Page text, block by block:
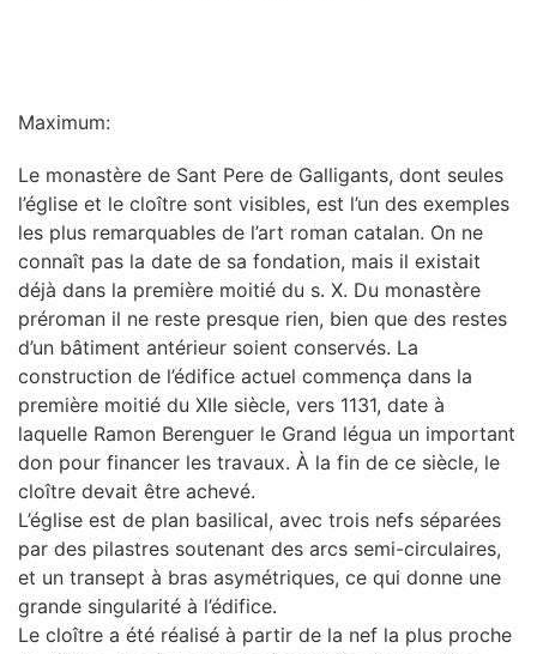
Maximum:
Le monastère de Sant Pere de Galligants, dont seules
l’église et le cloître sont visibles, est l’un des exemples
les plus remarquables de l’art roman catalan. On ne
connaît pas la date de sa fondation, mais il existait
déjà dans la première moitié du s. X. Du monastère
préroman il ne reste presque rien, bien que des restes
d’un bâtiment antérieur soient conservés. La
construction de l’édifice actuel commença dans la
première moitié du XIIe siècle, vers 1131, date à
laquelle Ramon Berenguer le Grand légua un important
don pour financer les travaux. À la fin de ce siècle, le
cloître devait être achevé.
L’église est de plan basilical, avec trois nefs séparées
par des pilastres soutenant des arcs semi-circulaires,
et un transept à bras asymétriques, ce qui donne une
grande singularité à l’édifice.
Le cloître a été réalisé à partir de la nef la plus proche